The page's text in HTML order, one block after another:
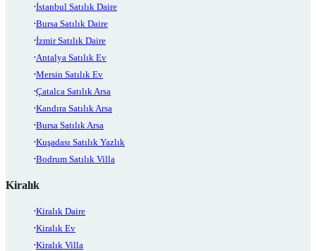
İstanbul Satılık Daire
Bursa Satılık Daire
İzmir Satılık Daire
Antalya Satılık Ev
Mersin Satılık Ev
Çatalca Satılık Arsa
Kandıra Satılık Arsa
Bursa Satılık Arsa
Kuşadası Satılık Yazlık
Bodrum Satılık Villa
Kiralık
Kiralık Daire
Kiralık Ev
Kiralık Villa